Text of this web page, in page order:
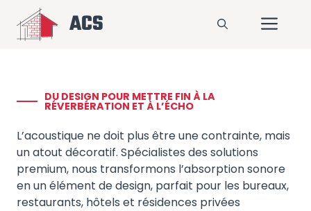
contenu
ACS
DU DESIGN POUR METTRE FIN À LA
RÉVERBÉRATION ET À L’ÉCHO
L’acoustique ne doit plus être une contrainte, mais
un atout décoratif. Spécialistes des solutions
premium, nous transformons l’absorption sonore
en un élément de design, parfait pour les bureaux,
restaurants, hôtels et résidences privées